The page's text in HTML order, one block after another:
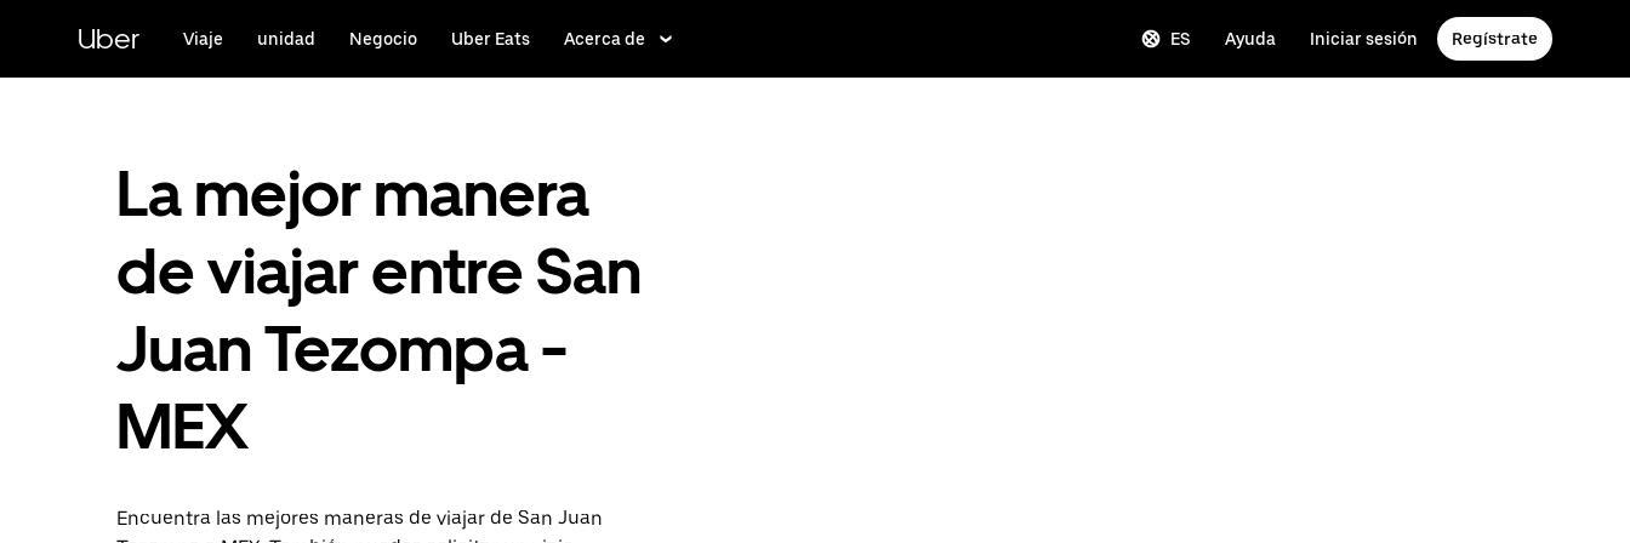
contenido
principal
Uber Viaje unidad Negocio Uber Eats Acerca de ES Ayuda Iniciar sesión Regístrate
La mejor manera
de viajar entre San
Juan Tezompa -
MEX
Encuentra las mejores maneras de viajar de San Juan